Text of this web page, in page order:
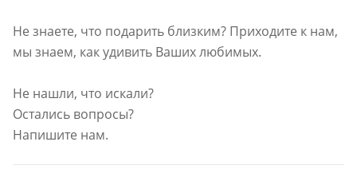
Не знаете, что подарить близким? Приходите к нам,
мы знаем, как удивить Ваших любимых.
Не нашли, что искали?
Остались вопросы?
Напишите нам.